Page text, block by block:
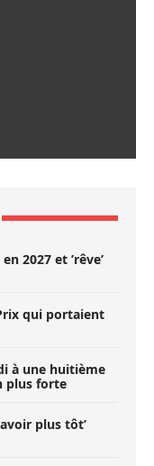
2027 et ’rêve’
qui portaient
à une huitième
plus forte
plus tôt’